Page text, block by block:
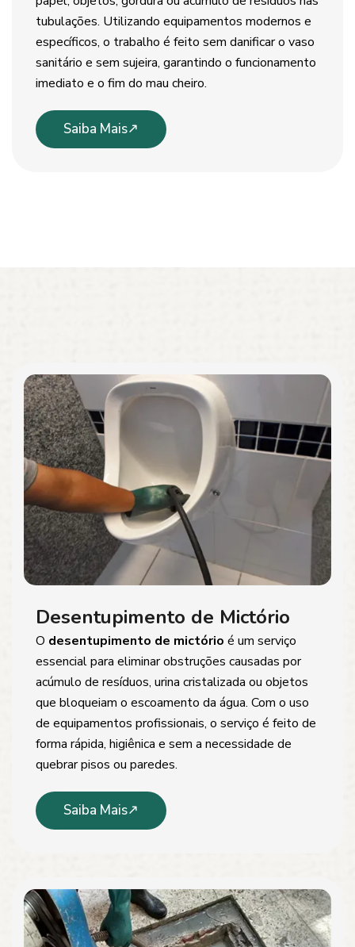
tubulações. Utilizando equipamentos modernos e
específicos, o trabalho é feito sem danificar o vaso
sanitário e sem sujeira, garantindo o funcionamento
imediato e o fim do mau cheiro.
Saiba Mais
Desentupimento de Mictório
O desentupimento de mictório é um serviço
essencial para eliminar obstruções causadas por
acúmulo de resíduos, urina cristalizada ou objetos
que bloqueiam o escoamento da água. Com o uso
de equipamentos profissionais, o serviço é feito de
forma rápida, higiênica e sem a necessidade de
quebrar pisos ou paredes.
Saiba Mais